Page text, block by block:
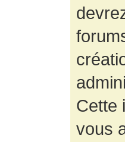
Cette
vous